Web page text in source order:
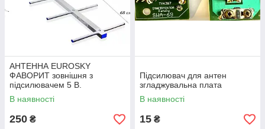
АНТЕННА EUROSKY
ФАВОРИТ зовнішня з
підсилювачем 5 В.
В наявності
250 ₴
Підсилювач для антен
згладжувальна плата
В наявності
15 ₴